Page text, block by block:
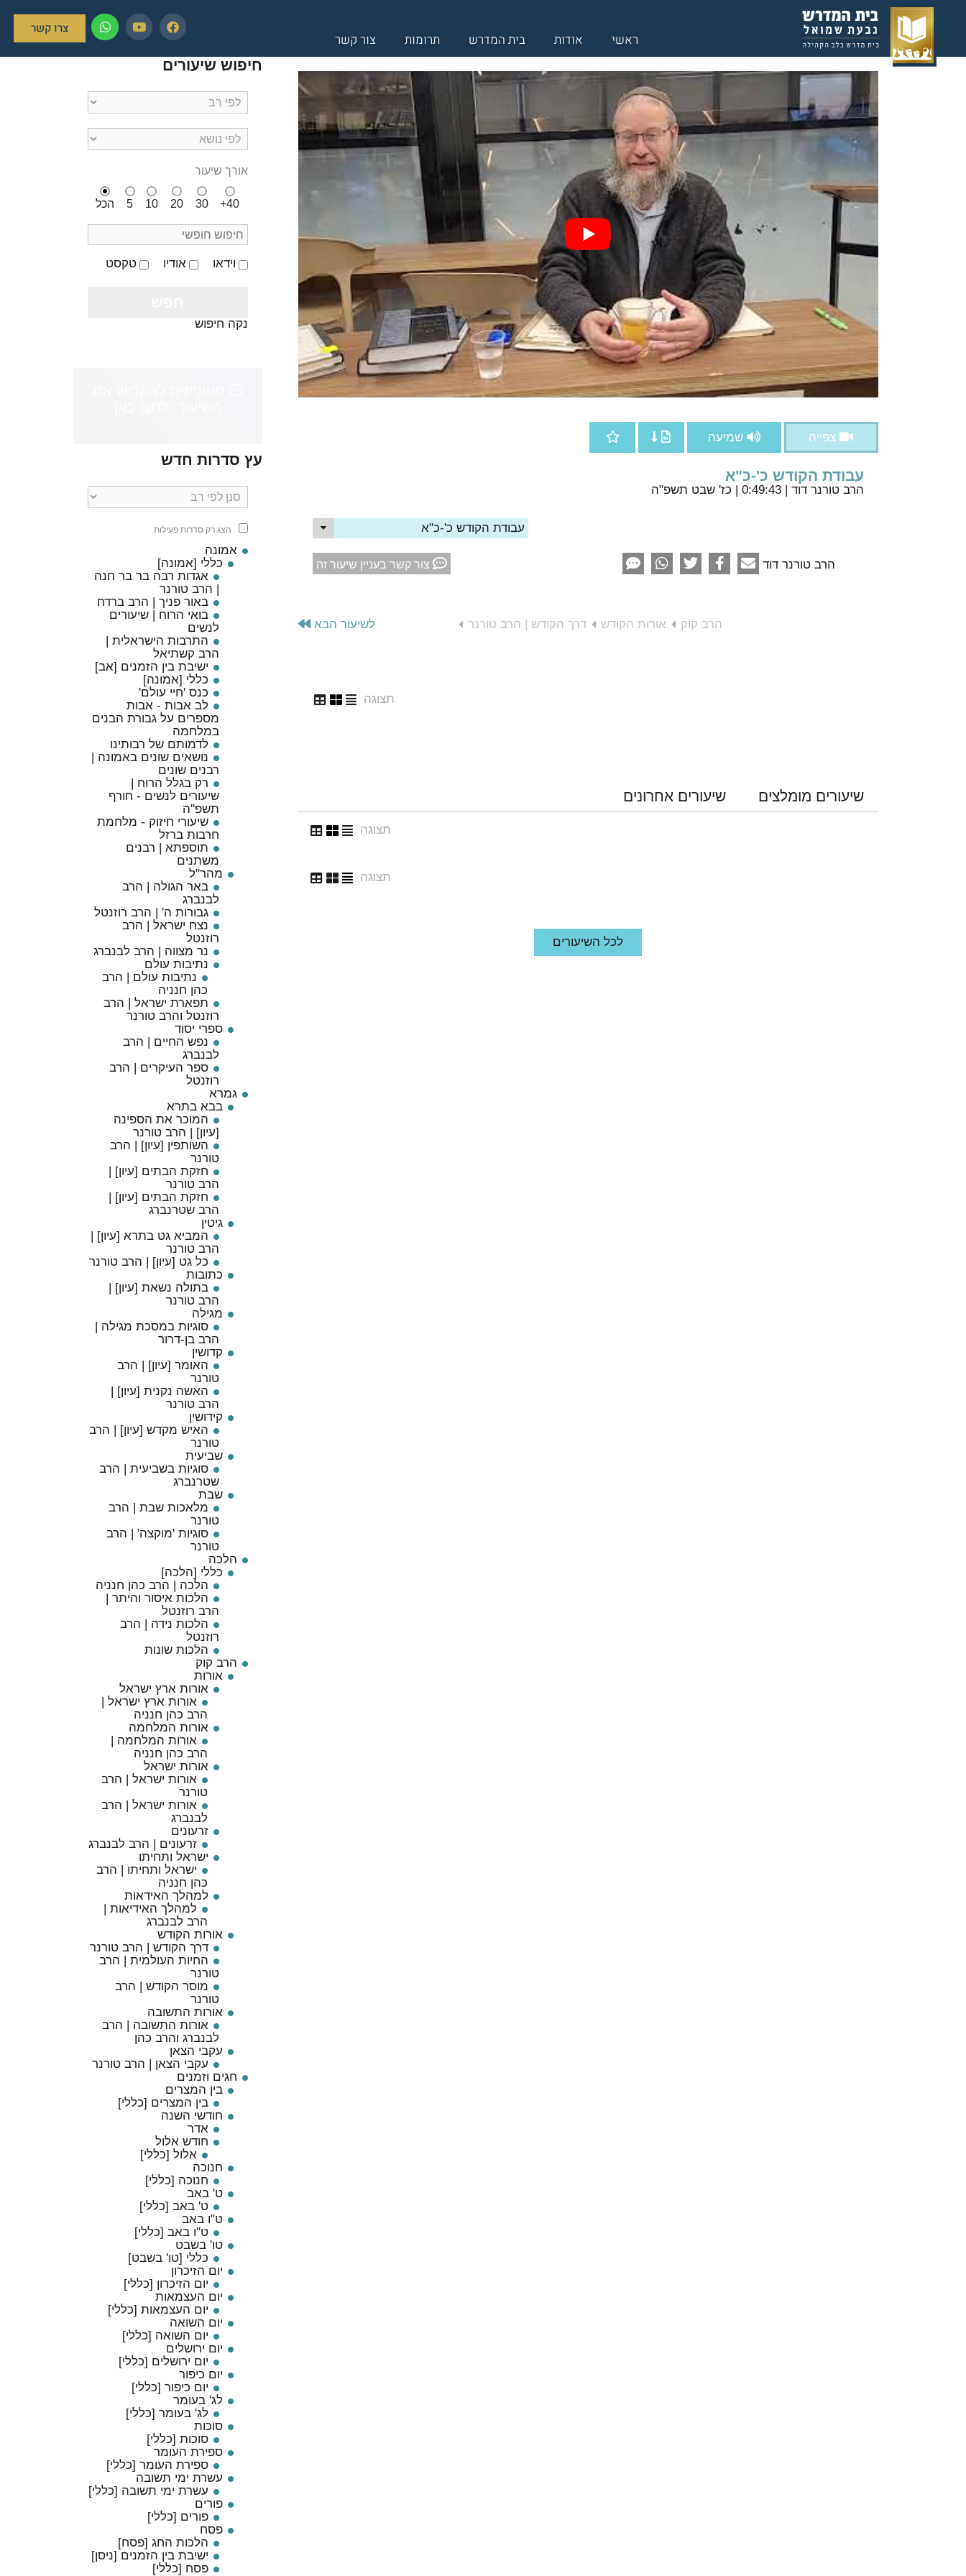
ראשי אודות בית המדרש תרומות צור קשר
צרו קשר
צפייה שמיעה
עבודת הקודש כ'-כ"א
הרב טורנר דוד | 0:49:43 | כז' שבט תשפ"ה
עבודת הקודש כ'-כ"א
הרב טורנר דוד צור קשר בעניין שיעור זה
לשיעור הבא הרב קוק אורות הקודש דרך הקודש | הרב טורנר
תצוגה
שיעורים מומלצים שיעורים אחרונים
תצוגה
תצוגה
לכל השיעורים
חיפוש שיעורים
אורך שיעור
הכל 5 10 20 30 40+
וידאו אודיו טקסט
נקה חיפוש
עץ סדרות חדש
הצג רק סדרות פעילות
אמונה
כללי [אמונה]
אגדות רבה בר בר חנה
| הרב טורנר
באור פניך | הרב ברדח
בואי הרוח | שיעורים
לנשים
התרבות הישראלית |
הרב קשתיאל
ישיבת בין הזמנים [אב]
כללי [אמונה]
כנס 'חיי עולם'
לב אבות - אבות
מספרים על גבורת הבנים
במלחמה
לדמותם של רבותינו
נושאים שונים באמונה |
רבנים שונים
רק בגלל הרוח |
שיעורים לנשים - חורף
תשפ"ה
שיעורי חיזוק - מלחמת
חרבות ברזל
תוספתא | רבנים
משתנים
מהר"ל
באר הגולה | הרב
לבנברג
גבורות ה' | הרב רוזנטל
נצח ישראל | הרב
רוזנטל
נר מצווה | הרב לבנברג
נתיבות עולם
נתיבות עולם | הרב
כהן חנניה
תפארת ישראל | הרב
רוזנטל והרב טורנר
ספרי יסוד
נפש החיים | הרב
לבנברג
ספר העיקרים | הרב
רוזנטל
גמרא
בבא בתרא
המוכר את הספינה
[עיון] | הרב טורנר
השותפין [עיון] | הרב
טורנר
חזקת הבתים [עיון] |
הרב טורנר
חזקת הבתים [עיון] |
הרב שטרנברג
גיטין
המביא גט בתרא [עיון] |
הרב טורנר
כל גט [עיון] | הרב טורנר
כתובות
בתולה נשאת [עיון] |
הרב טורנר
מגילה
סוגיות במסכת מגילה |
הרב בן-דרור
קדושין
האומר [עיון] | הרב
טורנר
האשה נקנית [עיון] |
הרב טורנר
קידושין
האיש מקדש [עיון] | הרב
טורנר
שביעית
סוגיות בשביעית | הרב
שטרנברג
שבת
מלאכות שבת | הרב
טורנר
סוגיות 'מוקצה' | הרב
טורנר
הלכה
כללי [הלכה]
הלכה | הרב כהן חנניה
הלכות איסור והיתר |
הרב רוזנטל
הלכות נידה | הרב
רוזנטל
הלכות שונות
הרב קוק
אורות
אורות ארץ ישראל
אורות ארץ ישראל |
הרב כהן חנניה
אורות המלחמה
אורות המלחמה |
הרב כהן חנניה
אורות ישראל
אורות ישראל | הרב
טורנר
אורות ישראל | הרב
לבנברג
זרעונים
זרעונים | הרב לבנברג
ישראל ותחיתו
ישראל ותחיתו | הרב
כהן חנניה
למהלך האידאות
למהלך האידיאות |
הרב לבנברג
אורות הקודש
דרך הקודש | הרב טורנר
החיות העולמית | הרב
טורנר
מוסר הקודש | הרב
טורנר
אורות התשובה
אורות התשובה | הרב
לבנברג והרב כהן
עקבי הצאן
עקבי הצאן | הרב טורנר
חגים וזמנים
בין המצרים
בין המצרים [כללי]
חודשי השנה
אדר
חודש אלול
אלול [כללי]
חנוכה
חנוכה [כללי]
ט' באב
ט' באב [כללי]
ט"ו באב
ט"ו באב [כללי]
טו' בשבט
כללי [טו' בשבט]
יום הזיכרון
יום הזיכרון [כללי]
יום העצמאות
יום העצמאות [כללי]
יום השואה
יום השואה [כללי]
יום ירושלים
יום ירושלים [כללי]
יום כיפור
יום כיפור [כללי]
לג' בעומר
לג' בעומר [כללי]
סוכות
סוכות [כללי]
ספירת העומר
ספירת העומר [כללי]
עשרת ימי תשובה
עשרת ימי תשובה [כללי]
פורים
פורים [כללי]
פסח
הלכות החג [פסח]
ישיבת בין הזמנים [ניסן]
פסח [כללי]